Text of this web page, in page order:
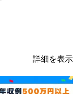
詳細を表示